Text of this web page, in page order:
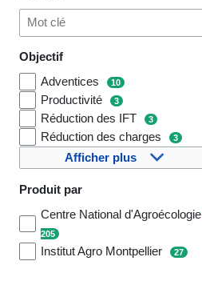
Objectif
Adventices
10
Productivité 3
Réduction des IFT 3
Réduction des charges 3
Afficher plus
Produit par
Centre National d'Agroécologie
205
Institut Agro Montpellier 27